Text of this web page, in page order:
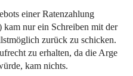
einer Ratenzahlung
kam nur ein Schreiben mit der
zurück zu schicken.
zu erhalten, da die Arge
kam nichts.